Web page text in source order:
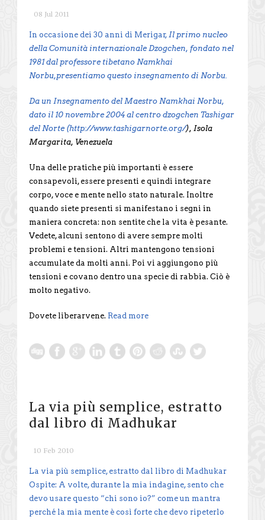
08 Jul 2011
In occasione dei 30 anni di Merigar, Il primo nucleo
della Comunità internazionale Dzogchen, fondato nel
1981 dal professore tibetano Namkhai
Norbu,presentiamo questo insegnamento di Norbu.
Da un Insegnamento del Maestro Namkhai Norbu,
dato il 10 novembre 2004 al centro dzogchen Tashigar
del Norte (http://www.tashigarnorte.org/), Isola
Margarita, Venezuela
Una delle pratiche più importanti è essere
consapevoli, essere presenti e quindi integrare
corpo, voce e mente nello stato naturale. Inoltre
quando siete presenti si manifestano i segni in
maniera concreta: non sentite che la vita è pesante.
Vedete, alcuni sentono di avere sempre molti
problemi e tensioni. Altri mantengono tensioni
accumulate da molti anni. Poi vi aggiungono più
tensioni e covano dentro una specie di rabbia. Ciò è
molto negativo.
Dovete liberarvene. Read more
La via più semplice, estratto
dal libro di Madhukar
10 Feb 2010
La via più semplice, estratto dal libro di Madhukar
Ospite: A volte, durante la mia indagine, sento che
devo usare questo “chi sono io?” come un mantra
perché la mia mente è così forte che devo ripeterlo